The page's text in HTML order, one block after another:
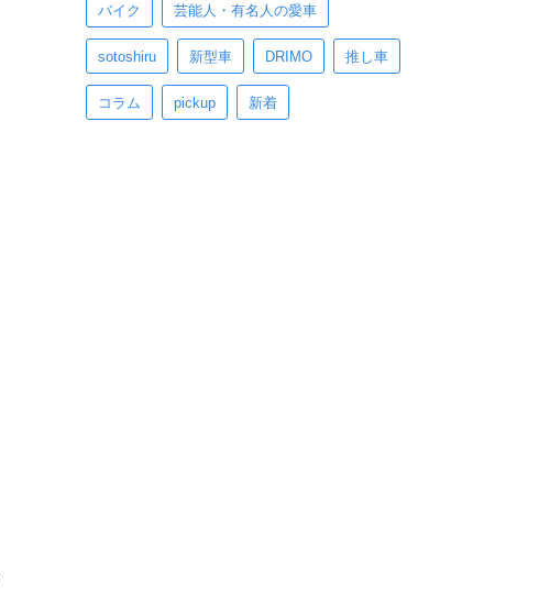
バイク 芸能人・有名人の愛車
sotoshiru 新型車 DRIMO 推し車
コラム pickup 新着